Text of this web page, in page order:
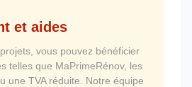
et aides
vous pouvez bénéficier
telles que MaPrimeRénov, les
une TVA réduite. Notre équipe